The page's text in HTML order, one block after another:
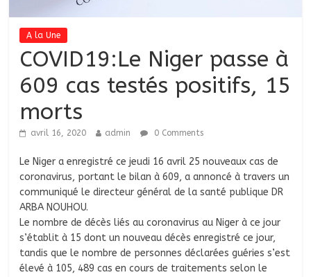
A la Une
COVID19:Le Niger passe à
609 cas testés positifs, 15
morts
avril 16, 2020 admin 0 Comments
Le Niger a enregistré ce jeudi 16 avril 25 nouveaux cas de
coronavirus, portant le bilan à 609, a annoncé à travers un
communiqué le directeur général de la santé publique DR
ARBA NOUHOU.
Le nombre de décès liés au coronavirus au Niger à ce jour
s’établit à 15 dont un nouveau décès enregistré ce jour,
tandis que le nombre de personnes déclarées guéries s’est
élevé à 105, 489 cas en cours de traitements selon le